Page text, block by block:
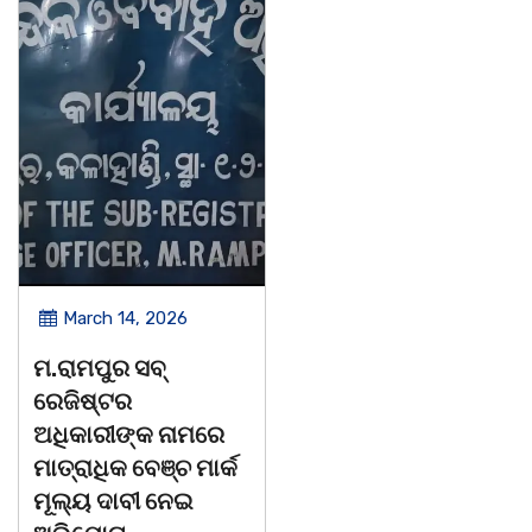
March 14, 2026
ଚିତାବାଘ ର ନଖ ଜବତ
ତିନି ଯୁବକ ଗିରଫ ଓ
କୋର୍ଟ ଚାଲାଣ
କଳାହାଣ୍ଡି,୧୪|୩(ପ୍ୟାରିଲାଲ
ଦୁର୍ଗା ଙ୍କ ରିପୋର୍ଟ):ବେଆଇନ